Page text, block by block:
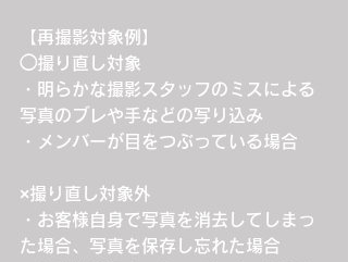
【再撮影対象例】
◯撮り直し対象
・明らかな撮影スタッフのミスによる
写真のブレや手などの写り込み
・メンバーが目をつぶっている場合
×撮り直し対象外
・お客様自身で写真を消去してしまっ
た場合、写真を保存し忘れた場合